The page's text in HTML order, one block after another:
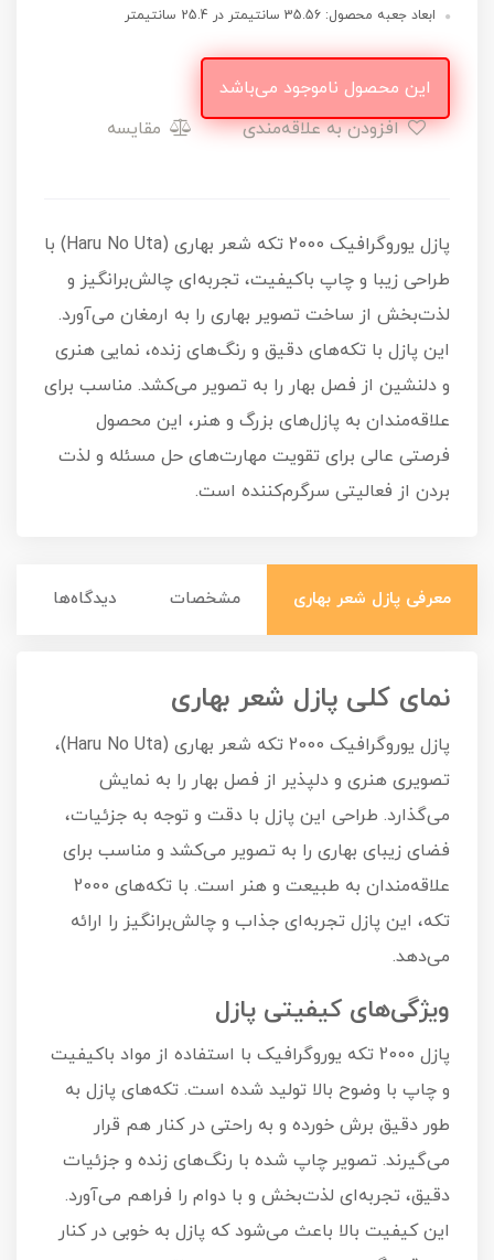
ابعاد جعبه محصول: 35.56 سانتیمتر در 25.4 سانتیمتر
این محصول ناموجود می‌باشد
افزودن به علاقه‌مندی
مقایسه
پازل یوروگرافیک 2000 تکه شعر بهاری (Haru No Uta) با
طراحی زیبا و چاپ باکیفیت، تجربه‌ای چالش‌برانگیز و
لذت‌بخش از ساخت تصویر بهاری را به ارمغان می‌آورد.
این پازل با تکه‌های دقیق و رنگ‌های زنده، نمایی هنری
و دلنشین از فصل بهار را به تصویر می‌کشد. مناسب برای
علاقه‌مندان به پازل‌های بزرگ و هنر، این محصول
فرصتی عالی برای تقویت مهارت‌های حل مسئله و لذت
بردن از فعالیتی سرگرم‌کننده است.
معرفی پازل شعر بهاری مشخصات دیدگاه‌ها
نمای کلی پازل شعر بهاری
پازل یوروگرافیک 2000 تکه شعر بهاری (Haru No Uta)،
تصویری هنری و دلپذیر از فصل بهار را به نمایش
می‌گذارد. طراحی این پازل با دقت و توجه به جزئیات،
فضای زیبای بهاری را به تصویر می‌کشد و مناسب برای
علاقه‌مندان به طبیعت و هنر است. با تکه‌های 2000
تکه، این پازل تجربه‌ای جذاب و چالش‌برانگیز را ارائه
می‌دهد.
ویژگی‌های کیفیتی پازل
پازل 2000 تکه یوروگرافیک با استفاده از مواد باکیفیت
و چاپ با وضوح بالا تولید شده است. تکه‌های پازل به
طور دقیق برش خورده و به راحتی در کنار هم قرار
می‌گیرند. تصویر چاپ شده با رنگ‌های زنده و جزئیات
دقیق، تجربه‌ای لذت‌بخش و با دوام را فراهم می‌آورد.
این کیفیت بالا باعث می‌شود که پازل به خوبی در کنار